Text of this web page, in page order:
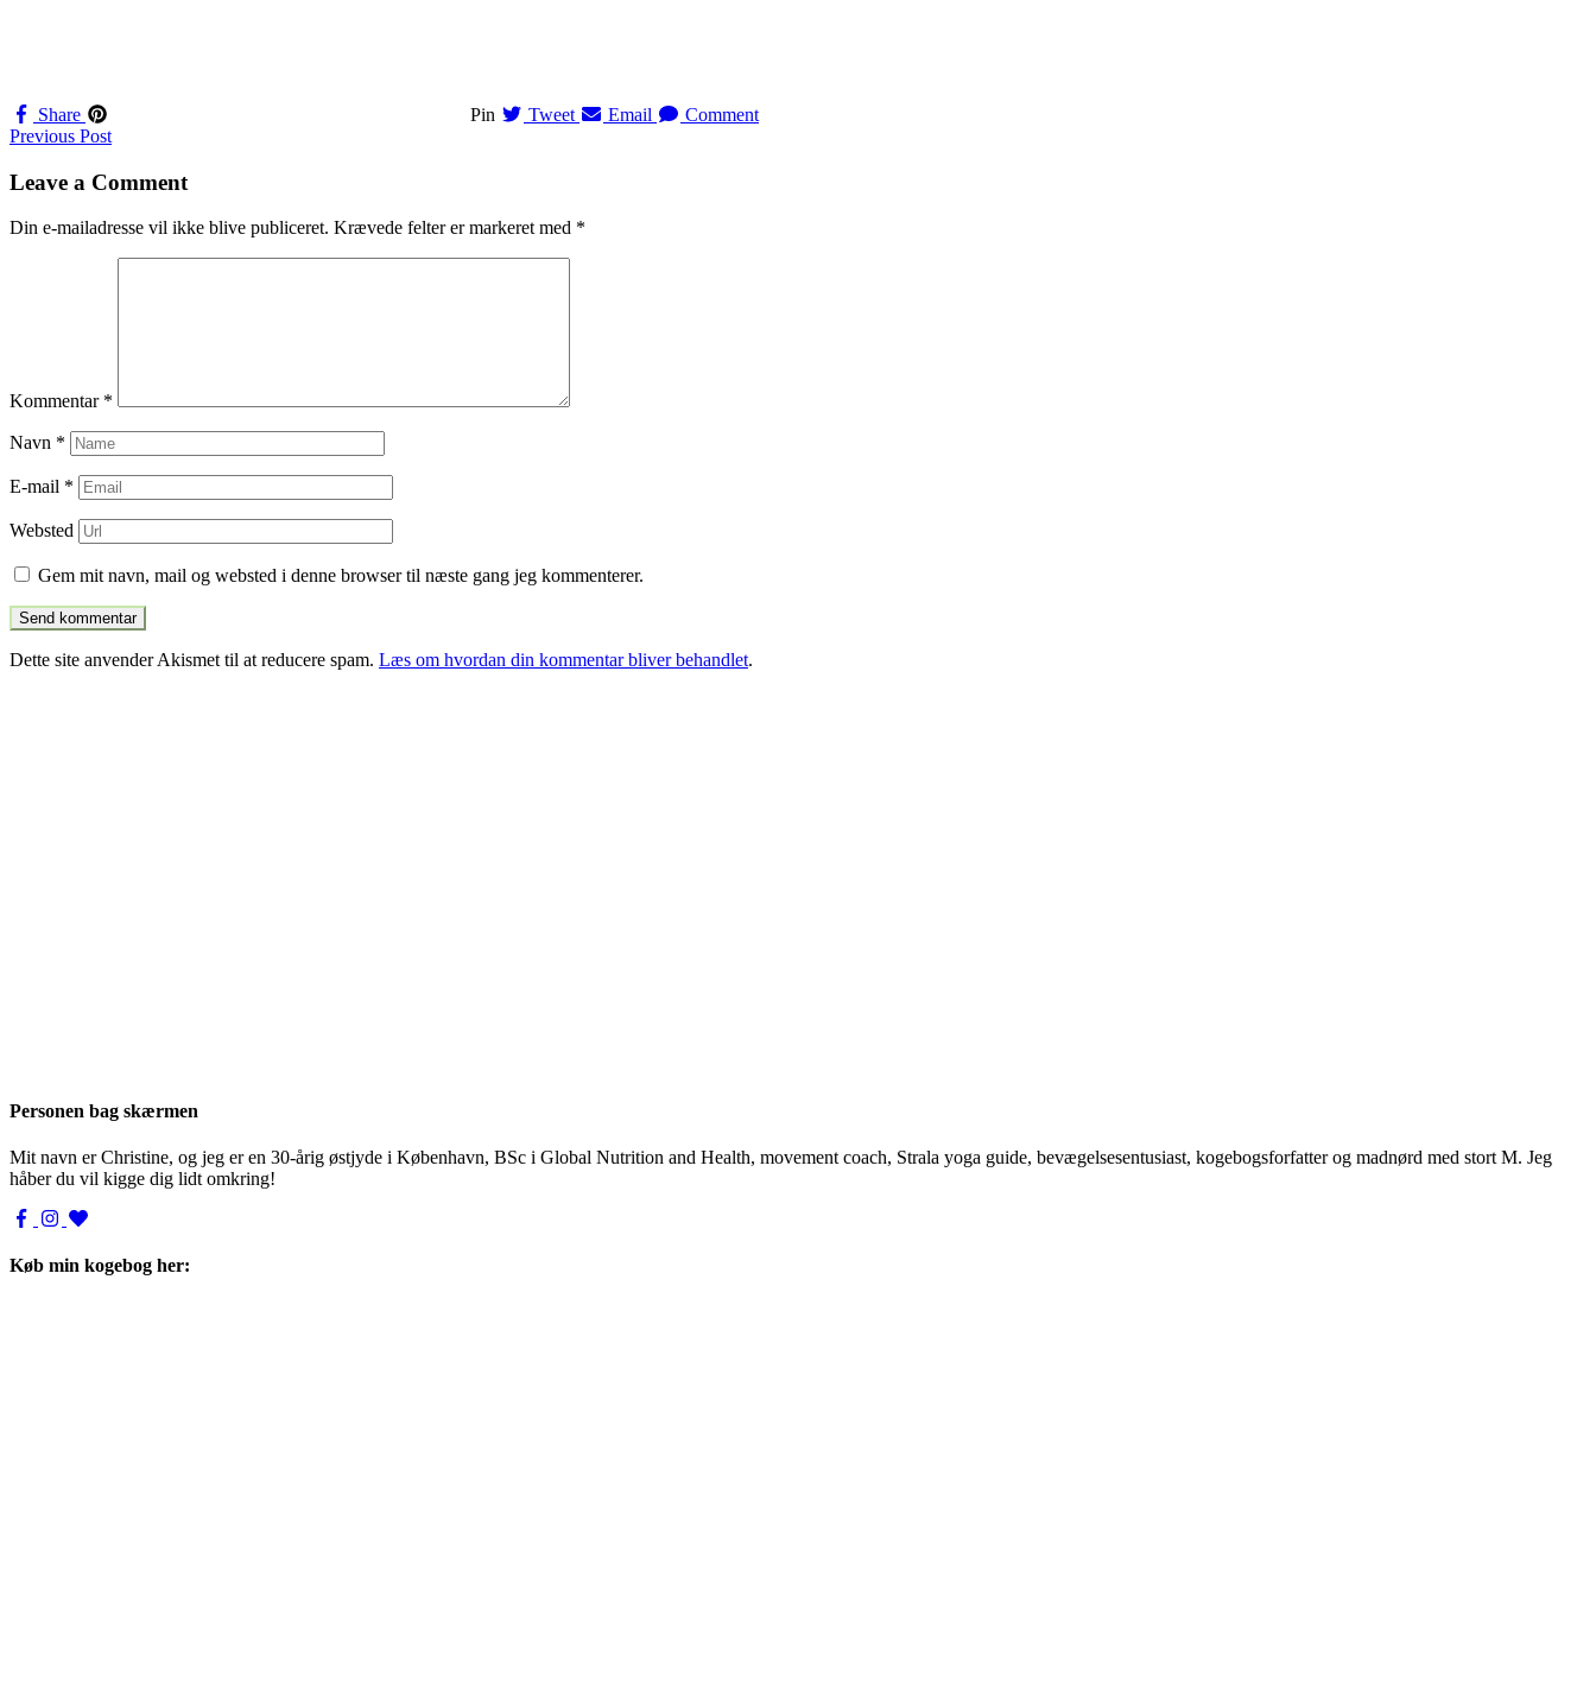
Share Pin Tweet Email Comment
Navigation
til
Previous Post
Leave a Comment
Din e-mailadresse vil ikke blive publiceret. Krævede felter er markeret med *
Kommentar *
Navn *
E-mail *
Websted
Gem mit navn, mail og websted i denne browser til næste gang jeg kommenterer.
Dette site anvender Akismet til at reducere spam. Læs om hvordan din kommentar bliver behandlet.
Personen bag skærmen
Mit navn er Christine, og jeg er en 30-årig østjyde i København, BSc i Global Nutrition and Health, movement coach, Strala yoga guide, bevægelsesentusiast, kogebogsforfatter og madnørd med stort M. Jeg
håber du vil kigge dig lidt omkring!
Køb min kogebog her: